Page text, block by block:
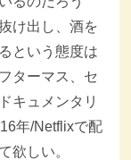
け出し、酒を
という態度は
ターマス、セ
キュメンタリ
年/Netflixで配
欲しい。